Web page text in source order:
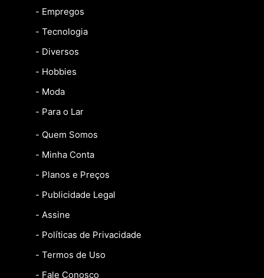
- Empregos
- Tecnologia
- Diversos
- Hobbies
- Moda
- Para o Lar
- Quem Somos
- Minha Conta
- Planos e Preços
- Publicidade Legal
- Assine
- Políticas de Privacidade
- Termos de Uso
- Fale Conosco